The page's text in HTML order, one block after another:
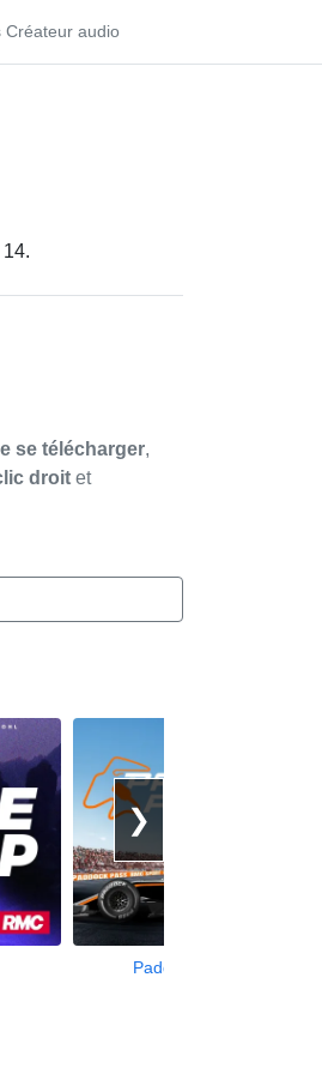
Créateur audio
se télécharger,
droit et
Paddock Pass
❯